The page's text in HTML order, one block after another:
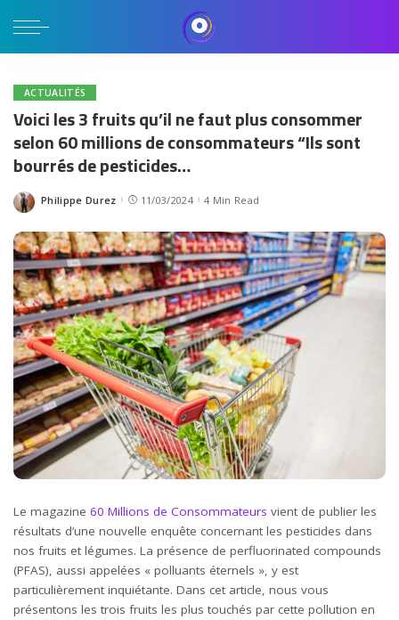
ACTUALITÉS
Voici les 3 fruits qu’il ne faut plus consommer
selon 60 millions de consommateurs “Ils sont
bourrés de pesticides…
Posted
Philippe Durez 11/03/2024 4 Min Read
Le magazine 60 Millions de Consommateurs vient de publier les
résultats d’une nouvelle enquête concernant les pesticides dans
nos fruits et légumes. La présence de perfluorinated compounds
(PFAS), aussi appelées « polluants éternels », y est
particulièrement inquiétante. Dans cet article, nous vous
présentons les trois fruits les plus touchés par cette pollution en